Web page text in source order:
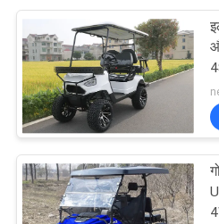
एक
उद्धरण
की
विनती
करे
साइटमैप
यूथ रेसिंग